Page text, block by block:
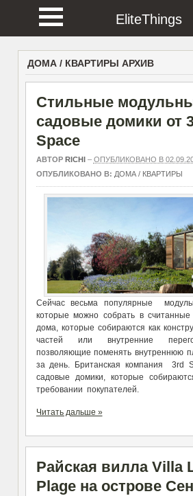
EliteThings
ДОМА / КВАРТИРЫ АРХИВ
Стильные
садовые домики от
Space
АВТОР RICHI– ОПУБЛИКОВАНО В
ОПУБЛИКОВАНО В: ДОМА / КВАРТИРЫ
Сейчас весьма популярные
которые можно собрать в
дома, которые собираются как
частей или внутренние
позволяющие поменять внутреннюю
за день. Британская компания 3rd
садовые домики, которые
требовании покупателей.
Читать дальше »
Райская вилла Villa
Plage на острове